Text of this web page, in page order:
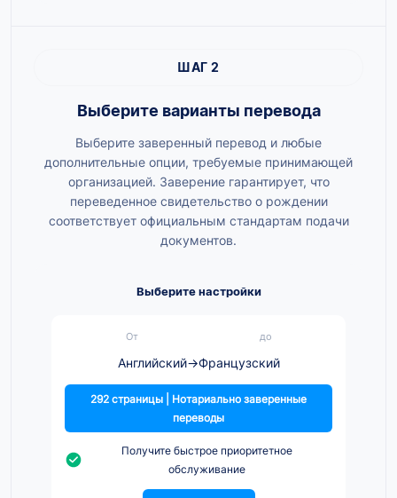
ШАГ 2
Выберите варианты перевода
Выберите заверенный перевод и любые
дополнительные опции, требуемые принимающей
организацией. Заверение гарантирует, что
переведенное свидетельство о рождении
соответствует официальным стандартам подачи
документов.
Выберите настройки
От до
Английский→Французский
292 страницы | Нотариально заверенные
переводы
Получите быстрое приоритетное
обслуживание